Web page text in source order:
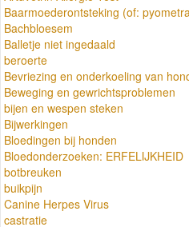
Baarmoederontsteking (of:
Bachbloesem
Balletje niet ingedaald
beroerte
Bevriezing en onderkoeling van
Beweging en gewrichtsproblemen
bijen en wespen steken
Bijwerkingen
Bloedingen bij honden
Bloedonderzoeken: ERFELIJKHEID
botbreuken
buikpijn
Canine Herpes Virus
castratie